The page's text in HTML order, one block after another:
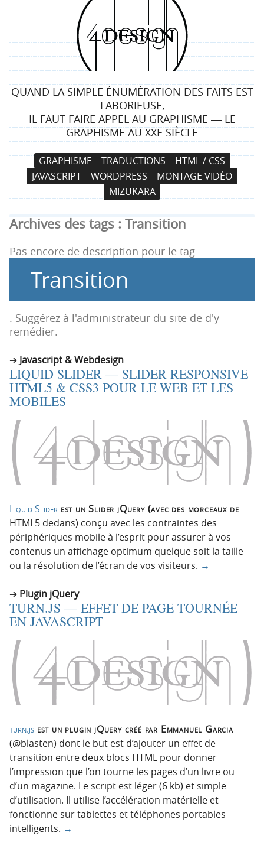
4
d
e
s
i
g
n
QUAND LA SIMPLE ÉNUMÉRATION DES FAITS EST
LABORIEUSE,
IL FAUT FAIRE APPEL AU GRAPHISME ― LE
GRAPHISME AU XXE SIÈCLE
N
a
v
i
g
a
t
i
p
i
c
i
p
a
e
A
l
l
e
r
a
u
c
t
n
GRAPHISME TRADUCTIONS
HTML / CSS
JAVASCRIPT
WORDPRESS
MONTAGE VIDÉO
MIZUKARA
Archives des tags : Transition
Pas encore de description pour le tag
Transition
. Suggérez à l'administrateur du site de d'y
remédier.
Javascript & Webdesign
LIQUID SLIDER — SLIDER RESPONSIVE
HTML5 & CSS3 POUR LE WEB ET LES
MOBILES
Liquid Slider est un Slider jQuery (avec des morceaux de
HTML5 dedans) conçu avec les contraintes des
périphériques mobile à l’esprit pour assurer à vos
contenus un affichage optimum quelque soit la taille
ou la résolution de l’écran de vos visiteurs. →
Plugin jQuery
TURN.JS — EFFET DE PAGE TOURNÉE
EN JAVASCRIPT
turn.js est un plugin jQuery créé par Emmanuel Garcia
(@blasten) dont le but est d’ajouter un effet de
transition entre deux blocs HTML pour donner
l’impression que l’on tourne les pages d’un livre ou
d’un magazine. Le script est léger (6 kb) et simple
d’utilisation. Il utilise l’accélération matérielle et
fonctionne sur tablettes et téléphones portables
intelligents. →